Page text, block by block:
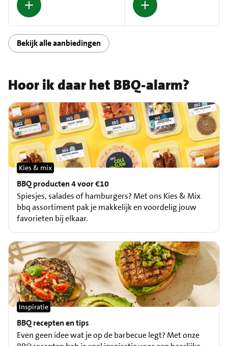
Bekijk alle aanbiedingen
Hoor ik daar het BBQ-alarm?
BBQ producten 4 voor €10
Kies & mix
Spiesjes, salades of hamburgers? Met ons Kies & Mix
bbq assortiment pak je makkelijk en voordelig jouw
favorieten bij elkaar.
BBQ recepten en tips
Inspiratie
Even geen idee wat je op de barbecue legt? Met onze